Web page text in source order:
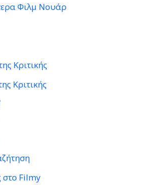
Φιλμ Νουάρ
Κριτικής
Κριτικής
στο Filmy